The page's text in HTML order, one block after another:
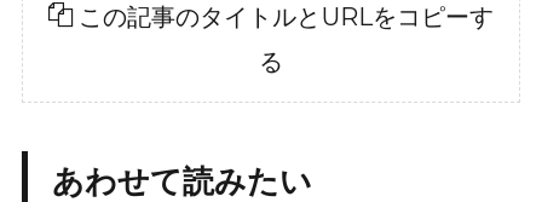
この記事のタイトルとURLをコピーす
る
あわせて読みたい